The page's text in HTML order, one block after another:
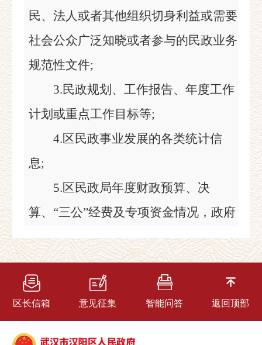
民、法人或者其他组织切身利益或需要
社会公众广泛知晓或者参与的民政业务
规范性文件;
3.民政规划、工作报告、年度工作
计划或重点工作目标等;
4.区民政事业发展的各类统计信
息;
5.区民政局年度财政预算、决
算、“三公”经费及专项资金情况，政府
采购及工程招投标信息;
6.其他应当主动公开的信息。
(二）不予公开范围
涉及下列情形之一的政府信息，不
予公开：
区长信箱 意见征集 智能问答 返回顶部